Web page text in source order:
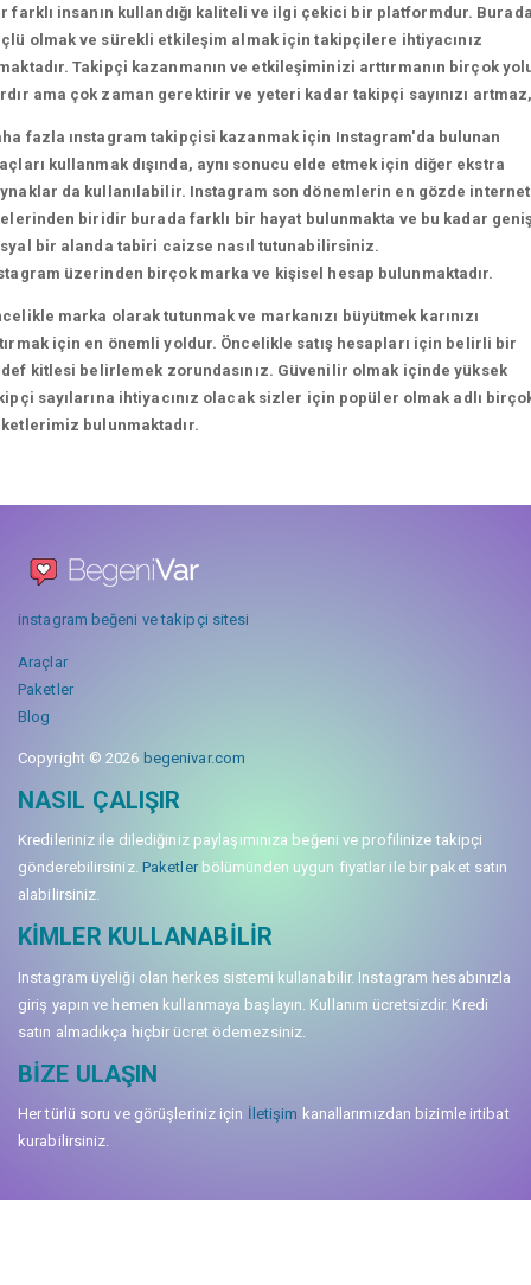
farklı insanın kullandığı kaliteli ve ilgi çekici bir platformdur.
olmak ve sürekli etkileşim almak için takipçilere ihtiyacınız
Takipçi kazanmanın ve etkileşiminizi arttırmanın birçok
ama çok zaman gerektirir ve yeteri kadar takipçi sayınızı
fazla ınstagram takipçisi kazanmak için Instagram'da bulunan
kullanmak dışında, aynı sonucu elde etmek için diğer ekstra
da kullanılabilir. Instagram son dönemlerin en gözde internet
biridir burada farklı bir hayat bulunmakta ve bu kadar
bir alanda tabiri caizse nasıl tutunabilirsiniz.
üzerinden birçok marka ve kişisel hesap bulunmaktadır.
marka olarak tutunmak ve markanızı büyütmek karınızı
için en önemli yoldur. Öncelikle satış hesapları için belirli bir
kitlesi belirlemek zorundasınız. Güvenilir olmak içinde yüksek
sayılarına ihtiyacınız olacak sizler için popüler olmak adlı
bulunmaktadır.
instagram beğeni ve takipçi sitesi
Araçlar
Paketler
Blog
Copyright © 2026 begenivar.com
NASIL ÇALIŞIR
Kredileriniz ile dilediğiniz paylaşımınıza beğeni ve profilinize takipçi
gönderebilirsiniz. Paketlerbölümünden uygun fiyatlar ile bir paket satın
alabilirsiniz.
KIMLER KULLANABILIR
Instagram üyeliği olan herkes sistemi kullanabilir. Instagram hesabınızla
giriş yapın ve hemen kullanmaya başlayın. Kullanım ücretsizdir. Kredi
satın almadıkça hiçbir ücret ödemezsiniz.
BIZE ULAŞIN
Her türlü soru ve görüşleriniz için İletişim kanallarımızdan bizimle irtibat
kurabilirsiniz.